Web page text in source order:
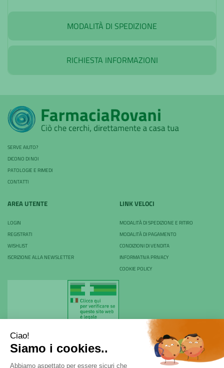
MODALITÀ DI SPEDIZIONE
RICHIESTA INFORMAZIONI
SERVE AIUTO?
DICONO DI NOI
PATOLOGIE E RIMEDI
CONTATTI
AREA UTENTE
LOGIN
REGISTRATI
WISHLIST
ISCRIZIONE ALLA NEWSLETTER
LINK VELOCI
MODALITÀ DI SPEDIZIONE E RITIRO
MODALITÀ DI PAGAMENTO
CONDIZIONI DI VENDITA
INFORMATIVA PRIVACY
COOKIE POLICY